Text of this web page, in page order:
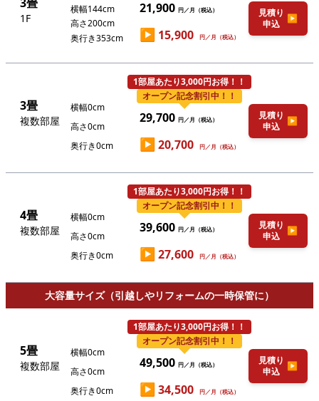
1F
横幅144cm
高さ200cm
奥行き353cm
21,900 円／月（税込）
▶ 15,900 円／月（税込）
見積り
申込
▶
3畳
複数部屋
横幅0cm
高さ0cm
奥行き0cm
オープン記念割引中！！
1部屋あたり3,000円お得！！
29,700 円／月（税込）
▶ 20,700 円／月（税込）
見積り
申込
▶
4畳
複数部屋
横幅0cm
高さ0cm
奥行き0cm
オープン記念割引中！！
1部屋あたり3,000円お得！！
39,600 円／月（税込）
▶ 27,600 円／月（税込）
見積り
申込
▶
大容量サイズ（引越しやリフォームの一時保管に）
5畳
複数部屋
横幅0cm
高さ0cm
奥行き0cm
オープン記念割引中！！
1部屋あたり3,000円お得！！
49,500 円／月（税込）
▶ 34,500 円／月（税込）
見積り
申込
▶